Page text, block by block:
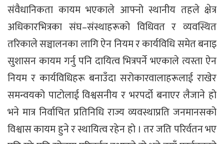
संवैधानिकता कायम भएकाले आफ्नो स्थानीय तहले क्षेत्र
अधिकारभित्रका संघ–संस्थाहरूको विधिवत र व्यवस्थित
तरिकाले सञ्चालनका लागि ऐन नियम र कार्यविधि समेत बनाइ
सुशासन कायम गर्नु पनि दायित्व भित्रपर्ने भएकाले त्यस्ता ऐन
नियम र कार्यविधिहरू बनाउँदा सरोकारवालाहरूलाई राखेर
समन्वयको पाटोलाई विश्वसनीय र भरपर्दो बनाएर लैजाने हो
भने मात्र निर्वाचित प्रतिनिधि राज्य व्यवस्थाप्रति जनमानसको
विश्वास कायम हुने र स्थायित्व रहेन हो । तर जति परिर्वतन भए